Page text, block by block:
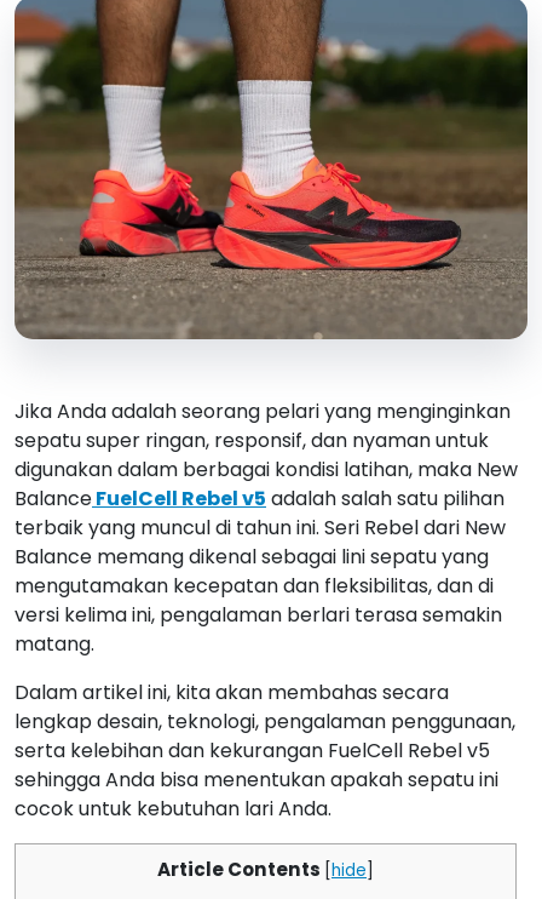
Jika Anda adalah seorang pelari yang menginginkan
sepatu super ringan, responsif, dan nyaman untuk
digunakan dalam berbagai kondisi latihan, maka New
BalanceFuelCell Rebel v5 adalah salah satu pilihan
terbaik yang muncul di tahun ini. Seri Rebel dari New
Balance memang dikenal sebagai lini sepatu yang
mengutamakan kecepatan dan fleksibilitas, dan di
versi kelima ini, pengalaman berlari terasa semakin
matang.
Dalam artikel ini, kita akan membahas secara
lengkap desain, teknologi, pengalaman penggunaan,
serta kelebihan dan kekurangan FuelCell Rebel v5
sehingga Anda bisa menentukan apakah sepatu ini
cocok untuk kebutuhan lari Anda.
Article Contents [hide]